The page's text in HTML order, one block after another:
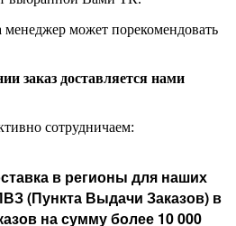
менеджер может порекомендовать
заказ доставляется нами
сотрудничаем:
в регионы для наших
(Пункта Выдачи Заказов) в
на сумму более 10 000